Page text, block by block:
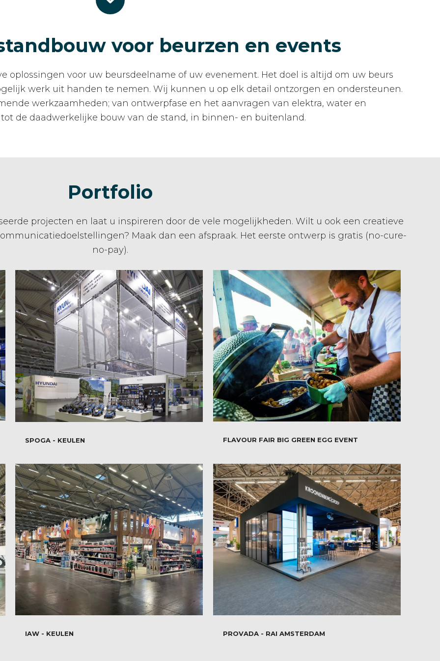
voor beurzen en events
oplossingen voor uw beursdeelname of uw evenement. Het doel is altijd om uw beurs
werk uit handen te nemen. Wij kunnen u op elk detail ontzorgen en ondersteunen.
werkzaamheden; van ontwerpfase en het aanvragen van elektra, water en
de daadwerkelijke bouw van de stand, in binnen- en buitenland.
Portfolio
projecten en laat u inspireren door de vele mogelijkheden. Wilt u ook een creatieve
Maak dan een afspraak. Het eerste ontwerp is gratis (no-cure-
no-pay).
SPOGA - KEULEN FLAVOUR FAIR BIG GREEN EGG EVENT
IAW - KEULEN PROVADA - RAI AMSTERDAM